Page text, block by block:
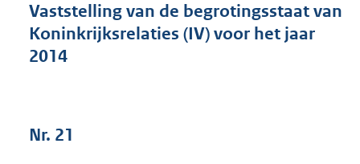
s
g
Vaststelling van de begrotingsstaat van
Koninkrijksrelaties (IV) voor het jaar
2014
Nr. 21